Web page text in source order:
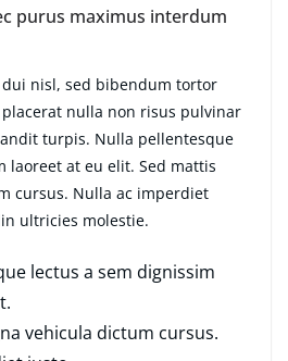
purus maximus interdum
nisl, sed bibendum tortor
nulla non risus pulvinar
turpis. Nulla pellentesque
laoreet at eu elit. Sed mattis
cursus. Nulla ac imperdiet
ultricies molestie.
lectus a sem dignissim
vehicula dictum cursus.